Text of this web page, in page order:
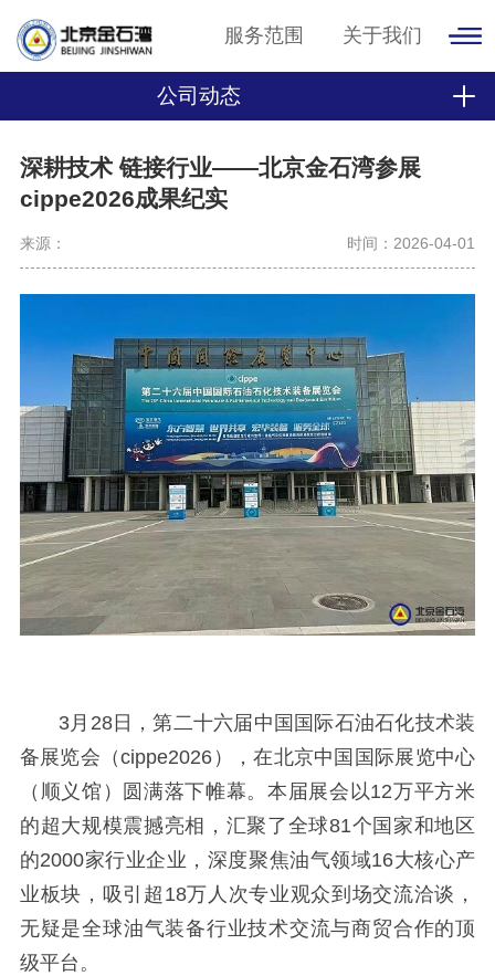
服务范围 关于我们
公司动态
深耕技术 链接行业——北京金石湾参展
cippe2026成果纪实
来源： 时间：2026-04-01
3月28日，第二十六届中国国际石油石化技术装
备展览会（cippe2026）
，在北京中国国际展览中心
（顺义馆）圆满落下帷幕。本届展会以12万平方米
的超大规模震撼亮相，汇聚了全球81个国家和地区
的2000家行业企业，深度聚焦油气领域16大核心产
业板块，吸引超18万人次专业观众到场交流洽谈，
无疑是全球油气装备行业技术交流与商贸合作的顶
级平台。